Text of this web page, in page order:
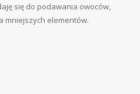
się do podawania owoców,
mniejszych elementów.